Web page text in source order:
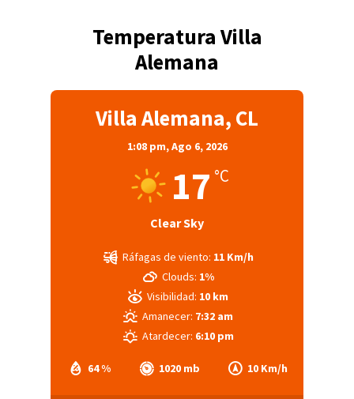
Temperatura Villa
Alemana
Villa Alemana, CL
1:08 pm,Ago 6, 2026
17 °C
Clear Sky
64 % 1020 mb 10 Km/h
Ráfagas de viento: 11 Km/h
Clouds: 1%
Visibilidad: 10 km
Amanecer: 7:32 am
Atardecer: 6:10 pm